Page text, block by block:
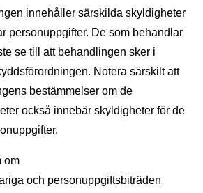
innehåller särskilda skyldigheter
personuppgifter. De som behandlar
se till att behandlingen sker i
Notera särskilt att
bestämmelser om de
också innebär skyldigheter för de
om
och personuppgiftsbiträden